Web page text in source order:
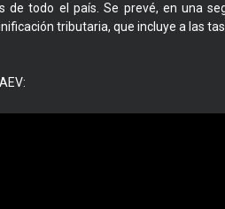
de todo el país. Se prevé, en una
tributaria, que incluye a las